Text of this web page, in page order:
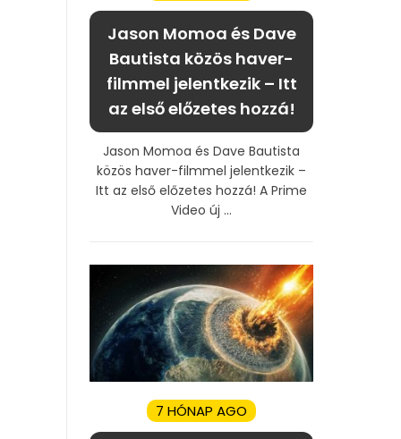
Jason Momoa és Dave
Bautista közös haver-
filmmel jelentkezik – Itt
az első előzetes hozzá!
Jason Momoa és Dave Bautista
közös haver-filmmel jelentkezik –
Itt az első előzetes hozzá! A Prime
Video új ...
7 HÓNAP AGO